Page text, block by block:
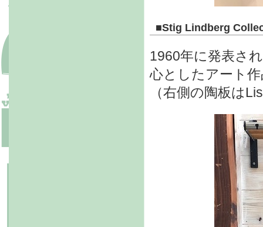
■Stig Lindberg
1960年に発表さ
心としたアート
（右側の陶板は